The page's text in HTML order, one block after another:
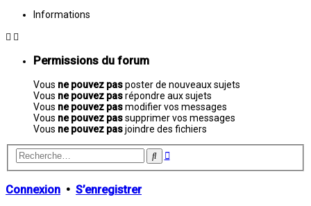
Informations
Permissions du forum
Vous ne pouvez pasposter de nouveaux sujets
Vous ne pouvez pasrépondre aux sujets
Vous ne pouvez pasmodifier vos messages
Vous ne pouvez passupprimer vos messages
Vous ne pouvez pasjoindre des fichiers
Rechercher
Recherche
Connexion • S’enregistrer